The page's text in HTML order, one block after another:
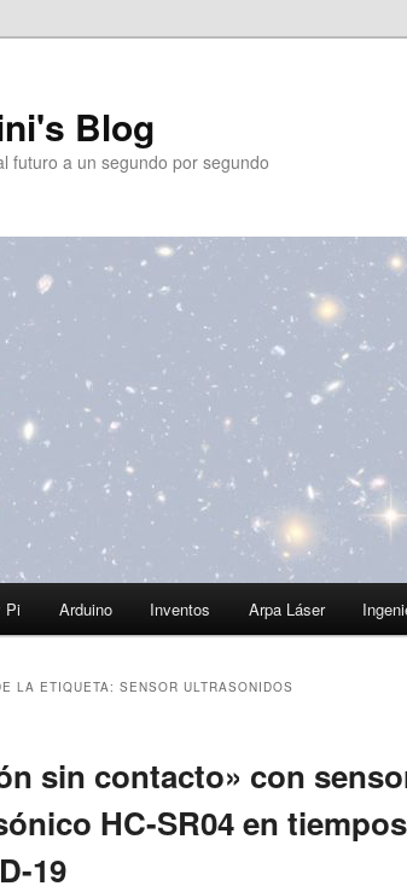
Blog
futuro a un segundo por segundo
Pi Arduino Inventos Arpa Láser
LA ETIQUETA: SENSOR ULTRASONIDOS
sin contacto» con
HC-SR04 en
19